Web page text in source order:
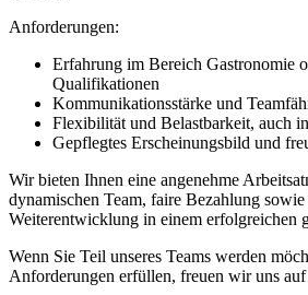
Anforderungen:
Erfahrung im Bereich Gastronomie
Qualifikationen
Kommunikationsstärke und
Flexibilität und Belastbarkeit, auch
Gepflegtes Erscheinungsbild und
Wir bieten Ihnen eine angenehme
dynamischen Team, faire Bezahlung
Weiterentwicklung in einem erfolgreichen
Wenn Sie Teil unseres Teams werden
Anforderungen erfüllen, freuen wir uns